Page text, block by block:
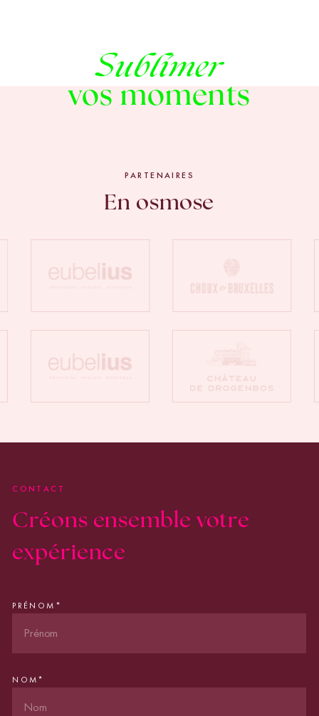
Sublimer
vos moments
PARTENAIRES
En osmose
CONTACT
Créons ensemble votre
expérience
PRÉNOM *
NOM*